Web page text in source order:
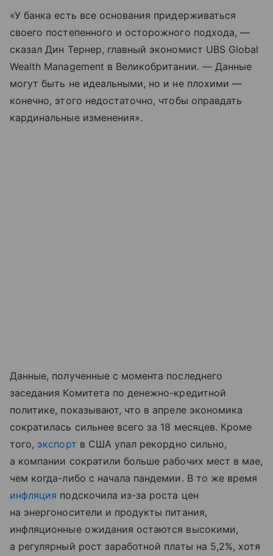
«У банка есть все основания придерживаться
своего постепенного и осторожного подхода, —
сказал Дин Тернер, главный экономист UBS Global
Wealth Management в Великобритании. — Данные
могут быть не идеальными, но и не плохими —
конечно, этого недостаточно, чтобы оправдать
кардинальные изменения».
Данные, полученные с момента последнего
заседания Комитета по денежно-кредитной
политике, показывают, что в апреле экономика
сократилась сильнее всего за 18 месяцев. Кроме
того, экспорт в США упал рекордно сильно,
а компании сократили больше рабочих мест в мае,
чем когда-либо с начала пандемии. В то же время
инфляция подскочила из-за роста цен
на энергоносители и продукты питания,
инфляционные ожидания остаются высокими,
а регулярный рост заработной платы на 5,2%, хотя